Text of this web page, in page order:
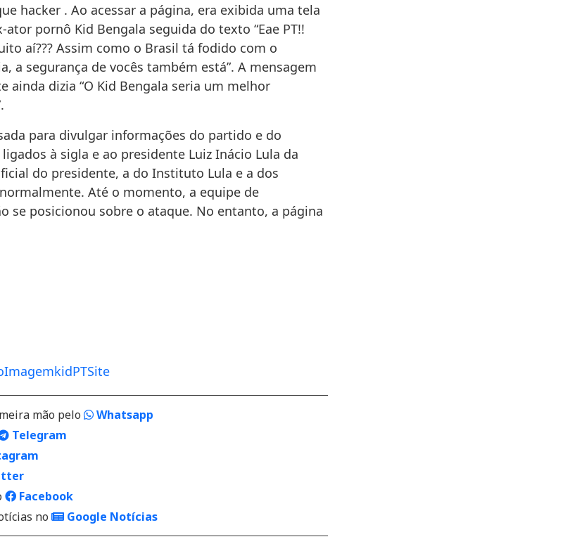
hacker . Ao acessar a página, era exibida uma tela
pornô Kid Bengala seguida do texto “Eae PT!!
aí??? Assim como o Brasil tá fodido com o
a segurança de vocês também está”. A mensagem
ainda dizia “O Kid Bengala seria um melhor
para divulgar informações do partido e do
à sigla e ao presidente Luiz Inácio Lula da
do presidente, a do Instituto Lula e a dos
Até o momento, a equipe de
se posicionou sobre o ataque. No entanto, a página
ImagemkidPTSite
mão pelo
Whatsapp
Telegram
Facebook
no
Google Notícias